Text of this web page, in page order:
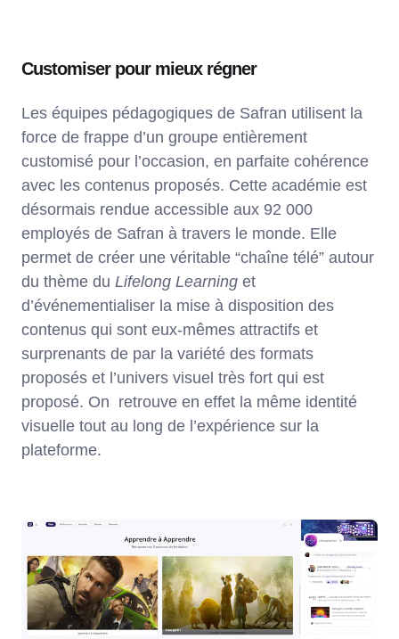
Customiser pour mieux régner
Les équipes pédagogiques de Safran utilisent la
force de frappe d’un groupe entièrement
customisé pour l’occasion, en parfaite cohérence
avec les contenus proposés. Cette académie est
désormais rendue accessible aux 92 000
employés de Safran à travers le monde. Elle
permet de créer une véritable “chaîne télé” autour
du thème du Lifelong Learning et
d’événementialiser la mise à disposition des
contenus qui sont eux-mêmes attractifs et
surprenants de par la variété des formats
proposés et l’univers visuel très fort qui est
proposé. On retrouve en effet la même identité
visuelle tout au long de l’expérience sur la
plateforme.